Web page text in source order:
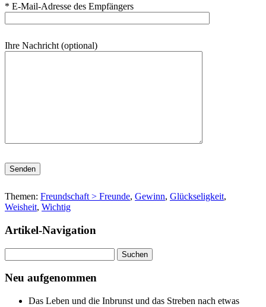
* E-Mail-Adresse des Empfängers
Ihre Nachricht (optional)
Bitte lasse dieses Feld leer.
Themen: Freundschaft > Freunde, Gewinn, Glückseligkeit,
Weisheit, Wichtig
Artikel-Navigation
nach:
Neu aufgenommen
Das Leben und die Inbrunst und das Streben nach etwas